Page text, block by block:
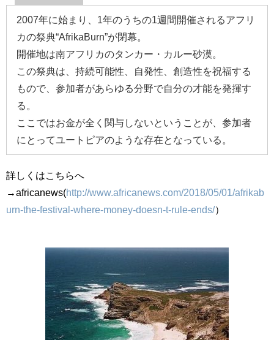
2007年に始まり、1年のうちの1週間開催されるアフリ
カの祭典“AfrikaBurn”が閉幕。
開催地は南アフリカのタンカー・カルー砂漠。
この祭典は、持続可能性、自発性、創造性を祝福する
もので、参加者があらゆる分野で自分の才能を発揮す
る。
ここではお金が全く関与しないということが、参加者
にとってユートピアのような存在となっている。
詳しくはこちらへ
→africanews(http://www.africanews.com/2018/05/01/afrikab
urn-the-festival-where-money-doesn-t-rule-ends/）